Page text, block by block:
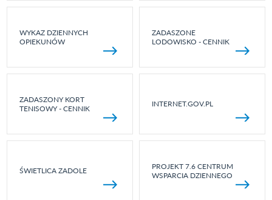
WYKAZ DZIENNYCH
OPIEKUNÓW
ZADASZONE
LODOWISKO - CENNIK
ZADASZONY KORT
TENISOWY - CENNIK
INTERNET.GOV.PL
ŚWIETLICA ZADOLE
PROJEKT 7.6 CENTRUM
WSPARCIA DZIENNEGO